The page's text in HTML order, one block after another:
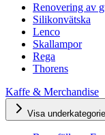
Renovering av
Silikonvätska
Lenco
Skallampor
Rega
Thorens
Kaffe & Merchandise
Visa